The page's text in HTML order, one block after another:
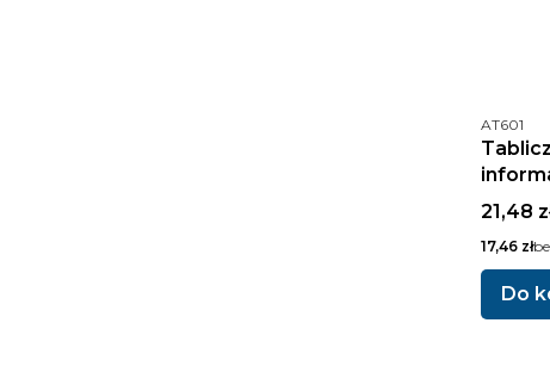
Kod
AT601
Cena
21,48
Cena
17,46 zł
Do